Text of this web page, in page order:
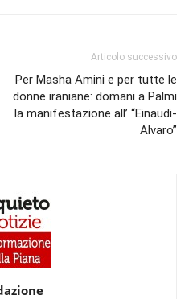
Articolo successivo
Per Masha Amini e per tutte le
donne iraniane: domani a Palmi
la manifestazione all’ “Einaudi-
Alvaro”